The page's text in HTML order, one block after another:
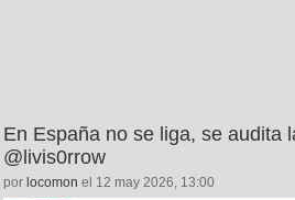
En España no se liga, se audita
@livis0rrow